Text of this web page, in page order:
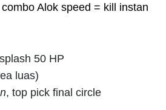
combo Alok speed = kill instan
50 HP
luas)
, top pick final circle